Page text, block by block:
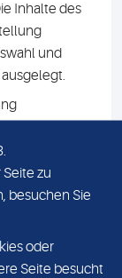
Inhalte des
und
der
zu
besuchen Sie
oder
Seite besucht